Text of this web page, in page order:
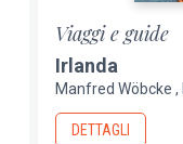
Viaggi e guide
Irlanda
Manfred Wöbcke
DETTAGLI